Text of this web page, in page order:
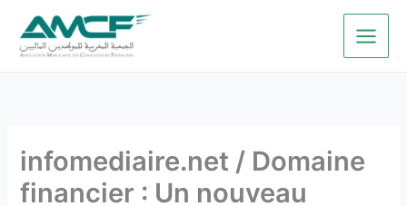
contenu
infomediaire.net / Domaine
financier : Un nouveau